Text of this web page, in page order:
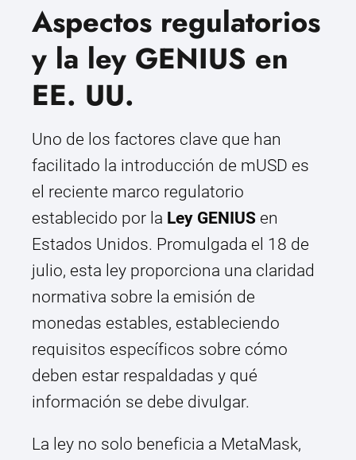
Aspectos regulatorios
y la ley GENIUS en
EE. UU.
Uno de los factores clave que han
facilitado la introducción de mUSD es
el reciente marco regulatorio
establecido por la Ley GENIUS en
Estados Unidos. Promulgada el 18 de
julio, esta ley proporciona una claridad
normativa sobre la emisión de
monedas estables, estableciendo
requisitos específicos sobre cómo
deben estar respaldadas y qué
información se debe divulgar.
La ley no solo beneficia a MetaMask,